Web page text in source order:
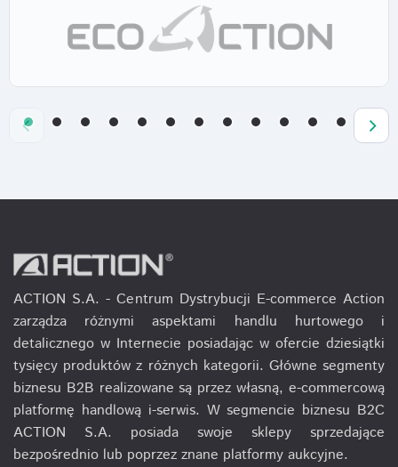
ACTION S.A. - Centrum Dystrybucji E-commerce Action
zarządza różnymi aspektami handlu hurtowego i
detalicznego w Internecie posiadając w ofercie dziesiątki
tysięcy produktów z różnych kategorii. Główne segmenty
biznesu B2B realizowane są przez własną, e-commercową
platformę handlową i-serwis. W segmencie biznesu B2C
ACTION S.A. posiada swoje sklepy sprzedające
bezpośrednio lub poprzez znane platformy aukcyjne.